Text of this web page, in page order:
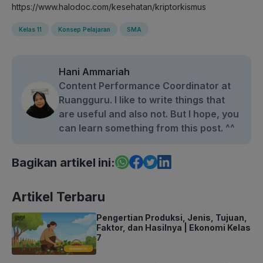
https://www.halodoc.com/kesehatan/kriptorkismus
Kelas 11 Konsep Pelajaran SMA
Hani Ammariah
Content Performance Coordinator at
Ruangguru. I like to write things that
are useful and also not. But I hope, you
can learn something from this post. ^^
Bagikan artikel ini:
Artikel Terbaru
Pengertian Produksi, Jenis, Tujuan,
Faktor, dan Hasilnya | Ekonomi Kelas
7